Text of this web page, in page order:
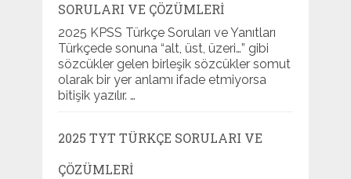
SORULARI VE ÇÖZÜMLERI
2025 KPSS Türkçe Soruları ve Yanıtları
Türkçede sonuna “alt, üst, üzeri…” gibi
sözcükler gelen birleşik sözcükler somut
olarak bir yer anlamı ifade etmiyorsa
bitişik yazılır. …
2025 TYT TÜRKÇE SORULARI VE
ÇÖZÜMLERI